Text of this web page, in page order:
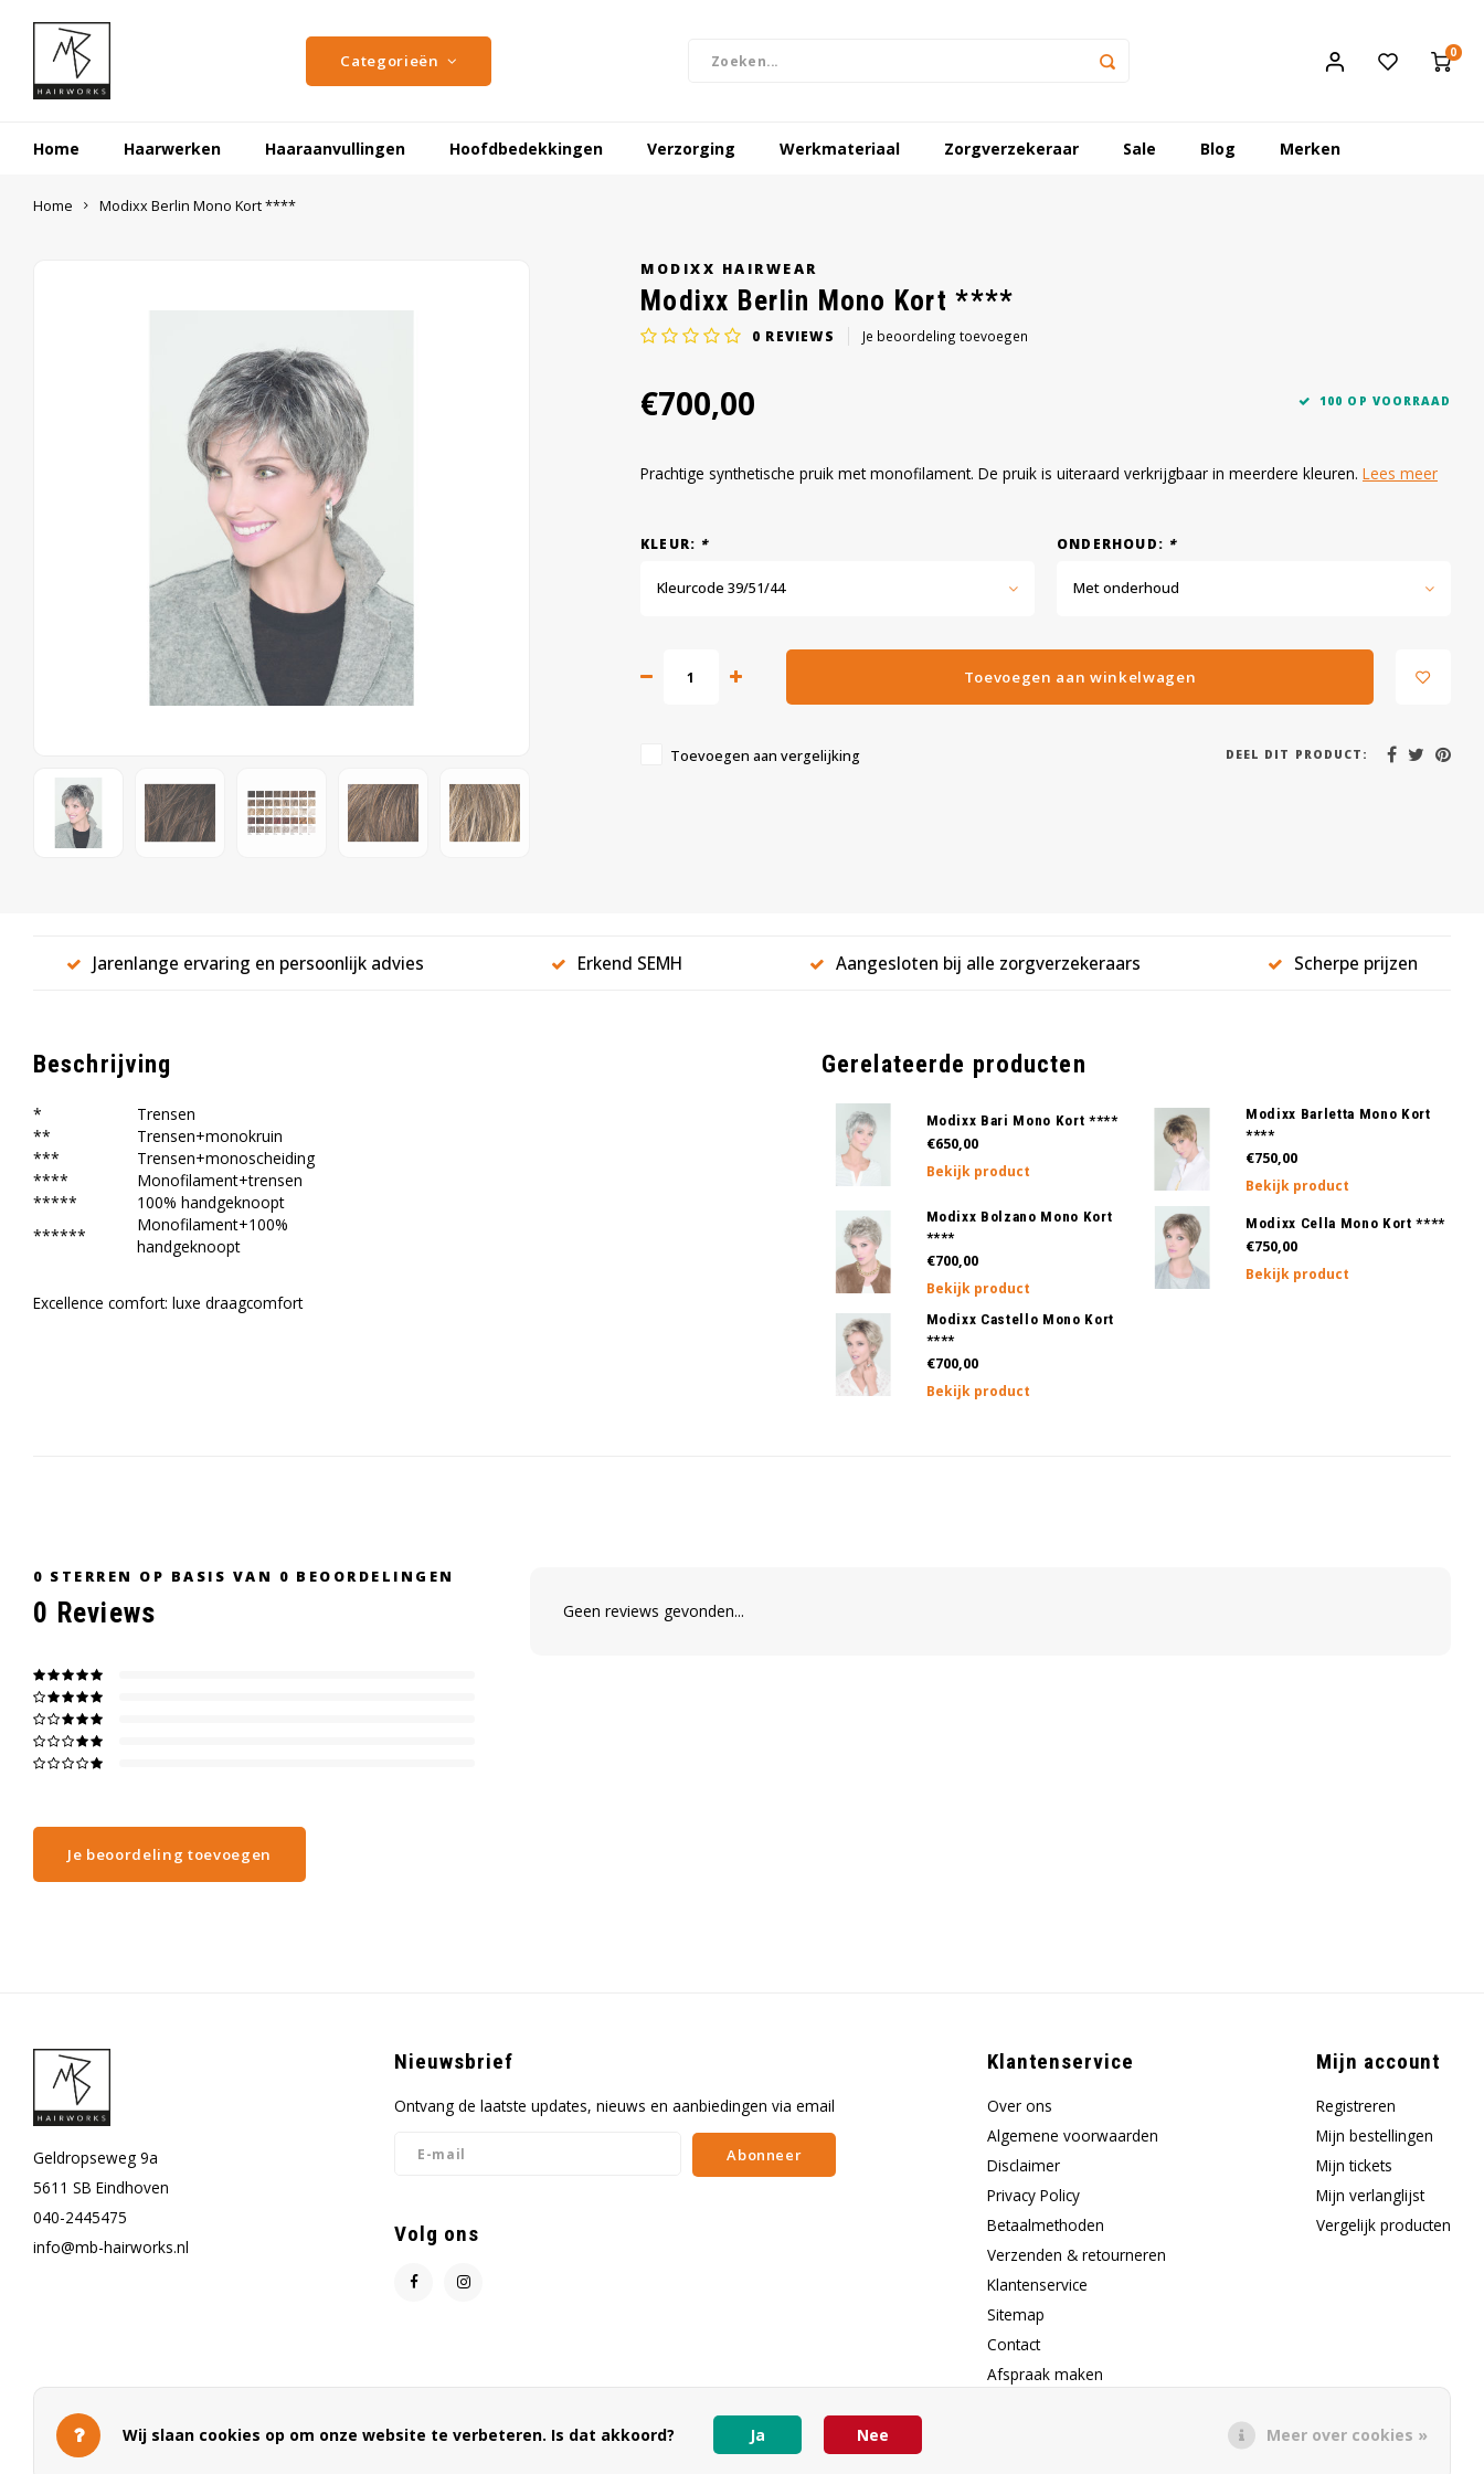
Categorieën 0
Home Haarwerken Haaraanvullingen Hoofdbedekkingen Verzorging Werkmateriaal Zorgverzekeraar Sale Blog Merken
Home Modixx Berlin Mono Kort ****
MODIXX HAIRWEAR
Modixx Berlin Mono Kort ****
0 REVIEWS Je beoordeling toevoegen
€700,00 100 OP VOORRAAD
Prachtige synthetische pruik met monofilament. De pruik is uiteraard verkrijgbaar in meerdere kleuren. Lees meer
KLEUR: *
Kleurcode 39/51/44
ONDERHOUD: *
Met onderhoud
Toevoegen aan winkelwagen
Toevoegen aan vergelijking DEEL DIT PRODUCT:
Jarenlange ervaring en persoonlijk advies Erkend SEMH Aangesloten bij alle zorgverzekeraars Scherpe prijzen
Beschrijving
*
Trensen
**
Trensen+monokruin
***
Trensen+monoscheiding
****
Monofilament+trensen
*****
100% handgeknoopt
******
Monofilament+100%
handgeknoopt
Excellence comfort: luxe draagcomfort
Gerelateerde producten
Modixx Bari Mono Kort ****
€650,00
Bekijk product
Modixx Barletta Mono Kort
****
€750,00
Bekijk product
Modixx Bolzano Mono Kort
****
€700,00
Bekijk product
Modixx Cella Mono Kort ****
€750,00
Bekijk product
Modixx Castello Mono Kort
****
€700,00
Bekijk product
0 STERREN OP BASIS VAN 0 BEOORDELINGEN
0 Reviews
Je beoordeling toevoegen
Geen reviews gevonden...
Geldropseweg 9a
5611 SB Eindhoven
040-2445475
info@mb-hairworks.nl
Nieuwsbrief
Ontvang de laatste updates, nieuws en aanbiedingen via email
Abonneer
Volg ons
Klantenservice
Over ons
Algemene voorwaarden
Disclaimer
Privacy Policy
Betaalmethoden
Verzenden & retourneren
Klantenservice
Sitemap
Contact
Afspraak maken
Mijn account
Registreren
Mijn bestellingen
Mijn tickets
Mijn verlanglijst
Vergelijk producten
Wij slaan cookies op om onze website te verbeteren. Is dat akkoord? Ja Nee Meer over cookies »